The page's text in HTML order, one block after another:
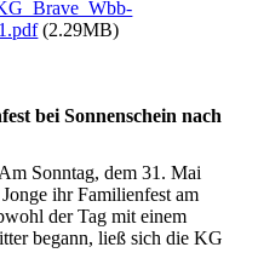
(2.29MB)
bei Sonnenschein nach
Am Sonntag, dem 31. Mai
ihr Familienfest am
der Tag mit einem
begann, ließ sich die KG